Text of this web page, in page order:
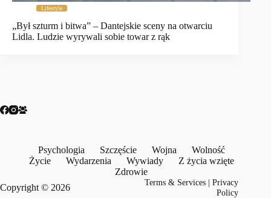
Lifestyle
„Był szturm i bitwa” – Dantejskie sceny na otwarciu
Lidla. Ludzie wyrywali sobie towar z rąk
Psychologia Szczęście Wojna
Wolność
Życie
Wydarzenia Wywiady
Z życia wzięte
Zdrowie
Copyright © 2026
Terms & Services |Privacy
Policy